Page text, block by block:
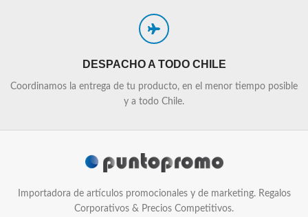
DESPACHO A TODO CHILE
Coordinamos la entrega de tu producto, en el menor tiempo posible
y a todo Chile.
Importadora de artículos promocionales y de marketing. Regalos
Corporativos & Precios Competitivos.